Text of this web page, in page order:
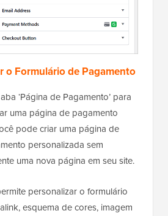
o Formulário de Pagamento
‘Página de Pagamento’ para
uma página de pagamento
pode criar uma página de
personalizada sem
uma nova página em seu site.
personalizar o formulário
esquema de cores, imagem